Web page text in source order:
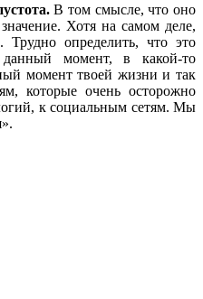
В том смысле, что оно
Хотя на самом деле,
определить, что это
данный момент, в какой-то
момент твоей жизни и так
которые очень осторожно
к социальным сетям. Мы